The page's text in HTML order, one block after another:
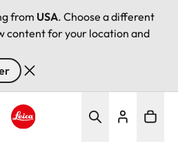
from USA. Choose a different
content for your location and